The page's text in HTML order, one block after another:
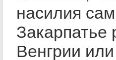
насилия
Закарпатье
Венгрии